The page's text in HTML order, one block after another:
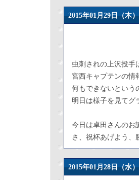
2015年01月29日（
虫刺されの上沢投手
宮西キャプテンの情
何もできないという
明日は様子を見てグ
今日は卓田さんの
さ、祝杯あげよう、
2015年01月28日（